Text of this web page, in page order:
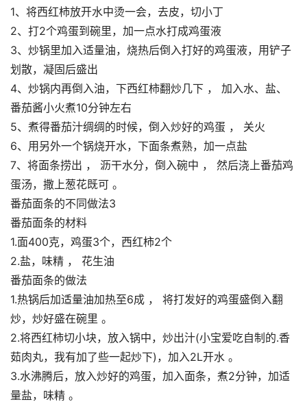
1、将西红柿放开水中烫一会，去皮，切小丁
2、打2个鸡蛋到碗里，加一点水打成鸡蛋液
3、炒锅里加入适量油，烧热后倒入打好的鸡蛋液，用铲子
划散，凝固后盛出
4、炒锅内再倒入油，下西红柿翻炒几下 ， 加入水、盐、
番茄酱小火煮10分钟左右
5、煮得番茄汁绸绸的时候，倒入炒好的鸡蛋 ， 关火
6、用另外一个锅烧开水，下面条煮熟，加一点盐
7、将面条捞出 ， 沥干水分，倒入碗中 ， 然后浇上番茄鸡
蛋汤，撒上葱花既可 。
番茄面条的不同做法3
番茄面条的材料
1.面400克，鸡蛋3个，西红柿2个
2.盐，味精 ， 花生油
番茄面条的做法
1.热锅后加适量油加热至6成 ， 将打发好的鸡蛋盛倒入翻
炒，炒好盛在碗里 。
2.将西红柿切小块，放入锅中，炒出汁(小宝爱吃自制的.香
茹肉丸，我有加了些一起炒下)，加入2L开水 。
3.水沸腾后，放入炒好的鸡蛋，加入面条，煮2分钟，加适
量盐，味精 。